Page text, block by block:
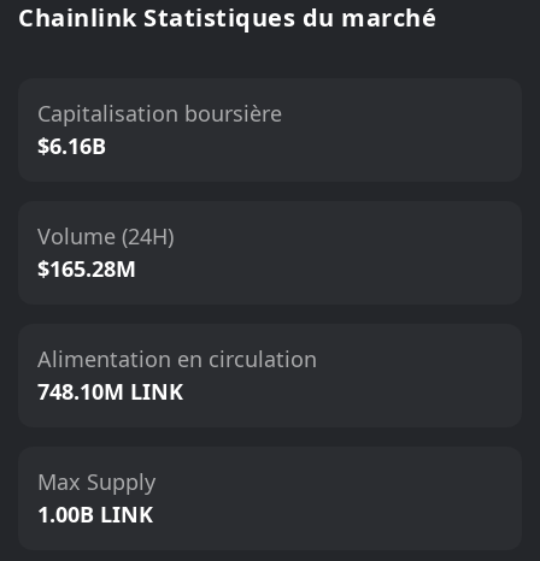
Chainlink Statistiques du marché
Capitalisation boursière
$6.16B
Volume (24H)
$165.28M
Alimentation en circulation
748.10M LINK
Max Supply
1.00B LINK